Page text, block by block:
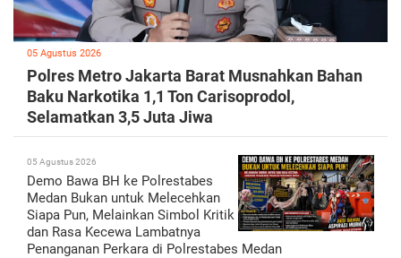
05 Agustus 2026
Polres Metro Jakarta Barat Musnahkan Bahan
Baku Narkotika 1,1 Ton Carisoprodol,
Selamatkan 3,5 Juta Jiwa
05 Agustus 2026
Demo Bawa BH ke Polrestabes
Medan Bukan untuk Melecehkan
Siapa Pun, Melainkan Simbol Kritik
dan Rasa Kecewa Lambatnya
Penanganan Perkara di Polrestabes Medan